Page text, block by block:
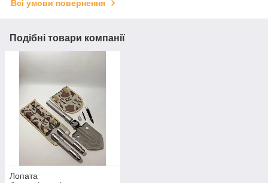
Всі умови повернення
Подібні товари компанії
Лопата